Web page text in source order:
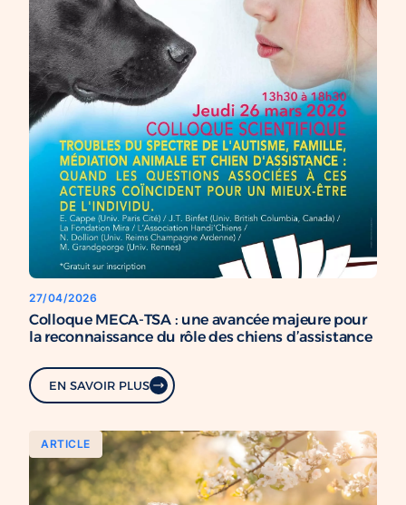
27/04/2026
Colloque MECA-TSA : une avancée majeure pour
la reconnaissance du rôle des chiens d’assistance
EN SAVOIR PLUS
ARTICLE